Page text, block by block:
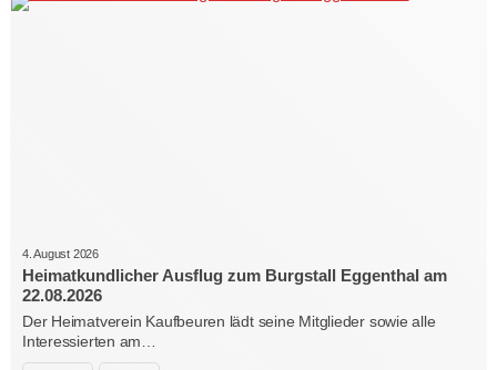
4. August 2026
Heimatkundlicher Ausflug zum Burgstall Eggenthal am
22.08.2026
Der Heimatverein Kaufbeuren lädt seine Mitglieder sowie alle
Interessierten am…